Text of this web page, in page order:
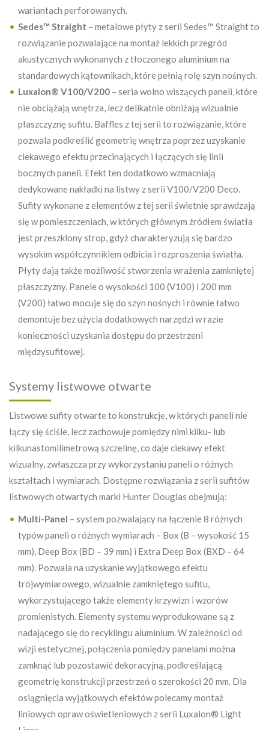
wariantach perforowanych.
Sedes™ Straight – metalowe płyty z serii Sedes™ Straight to
rozwiązanie pozwalające na montaż lekkich przegród
akustycznych wykonanych z tłoczonego aluminium na
standardowych kątownikach, które pełnią rolę szyn nośnych.
Luxalon® V100/V200 – seria wolno wiszących paneli, które
nie obciążają wnętrza, lecz delikatnie obniżają wizualnie
płaszczyznę sufitu. Baffles z tej serii to rozwiązanie, które
pozwala podkreślić geometrię wnętrza poprzez uzyskanie
ciekawego efektu przecinających i łączących się linii
bocznych paneli. Efekt ten dodatkowo wzmacniają
dedykowane nakładki na listwy z serii V100/V200 Deco.
Sufity wykonane z elementów z tej serii świetnie sprawdzają
się w pomieszczeniach, w których głównym źródłem światła
jest przeszklony strop, gdyż charakteryzują się bardzo
wysokim współczynnikiem odbicia i rozproszenia światła.
Płyty dają także możliwość stworzenia wrażenia zamkniętej
płaszczyzny. Panele o wysokości 100 (V100) i 200 mm
(V200) łatwo mocuje się do szyn nośnych i równie łatwo
demontuje bez użycia dodatkowych narzędzi w razie
konieczności uzyskania dostępu do przestrzeni
międzysufitowej.
Systemy listwowe otwarte
Listwowe sufity otwarte to konstrukcje, w których paneli nie
łączy się ściśle, lecz zachowuje pomiędzy nimi kilku- lub
kilkunastomilimetrową szczelinę, co daje ciekawy efekt
wizualny, zwłaszcza przy wykorzystaniu paneli o różnych
kształtach i wymiarach. Dostępne rozwiązania z serii sufitów
listwowych otwartych marki Hunter Douglas obejmują:
Multi-Panel – system pozwalający na łączenie 8 różnych
typów paneli o różnych wymiarach – Box (B – wysokość 15
mm), Deep Box (BD – 39 mm) i Extra Deep Box (BXD – 64
mm). Pozwala na uzyskanie wyjątkowego efektu
trójwymiarowego, wizualnie zamkniętego sufitu,
wykorzystującego także elementy krzywizn i wzorów
promienistych. Elementy systemu wyprodukowane są z
nadającego się do recyklingu aluminium. W zależności od
wizji estetycznej, połączenia pomiędzy panelami można
zamknąć lub pozostawić dekoracyjną, podkreślającą
geometrię konstrukcji przestrzeń o szerokości 20 mm. Dla
osiągnięcia wyjątkowych efektów polecamy montaż
liniowych opraw oświetleniowych z serii Luxalon® Light